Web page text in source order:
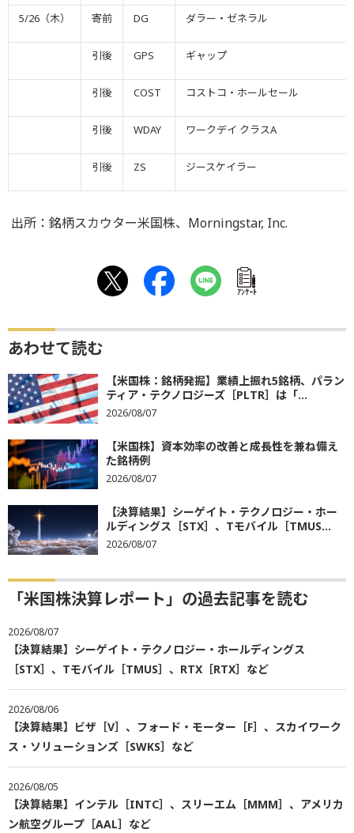
5/26（木） 寄前 DG ダラー・ゼネラル
引後 GPS ギャップ
引後 COST コストコ・ホールセール
引後 WDAY ワークデイ クラスA
引後 ZS ジースケイラー
出所：銘柄スカウター米国株、Morningstar, Inc.
ｱﾝｹｰﾄ
あわせて読む
【米国株：銘柄発掘】業績上振れ5銘柄、パラン
ティア・テクノロジーズ［PLTR］は「...
2026/08/07
【米国株】資本効率の改善と成長性を兼ね備え
た銘柄例
2026/08/07
【決算結果】シーゲイト・テクノロジー・ホー
ルディングス［STX］、Tモバイル［TMUS...
2026/08/07
「米国株決算レポート」の過去記事を読む
2026/08/07
【決算結果】シーゲイト・テクノロジー・ホールディングス
［STX］、Tモバイル［TMUS］、RTX［RTX］など
2026/08/06
【決算結果】ビザ［V］、フォード・モーター［F］、スカイワーク
ス・ソリューションズ［SWKS］など
2026/08/05
【決算結果】インテル［INTC］、スリーエム［MMM］、アメリカ
ン航空グループ［AAL］など